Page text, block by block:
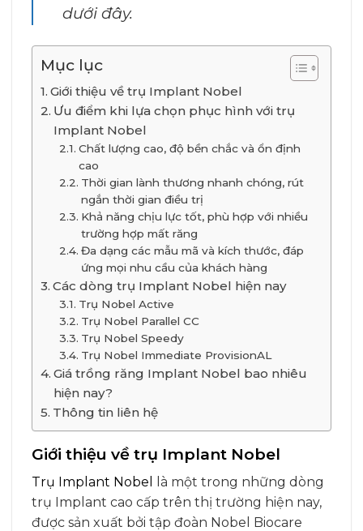
dưới đây.
Mục lục
Giới thiệu về trụ Implant Nobel
Ưu điểm khi lựa chọn phục hình với trụ
Implant Nobel
Chất lượng cao, độ bền chắc và ổn định
cao
Thời gian lành thương nhanh chóng, rút
ngắn thời gian điều trị
Khả năng chịu lực tốt, phù hợp với nhiều
trường hợp mất răng
Đa dạng các mẫu mã và kích thước, đáp
ứng mọi nhu cầu của khách hàng
Các dòng trụ Implant Nobel hiện nay
Trụ Nobel Active
Trụ Nobel Parallel CC
Trụ Nobel Speedy
Trụ Nobel Immediate ProvisionAL
Giá trồng răng Implant Nobel bao nhiêu
hiện nay?
Thông tin liên hệ
Giới thiệu về trụ Implant Nobel
Trụ Implant Nobel
là một trong những dòng
trụ Implant cao cấp trên thị trường hiện nay,
được sản xuất bởi tập đoàn Nobel Biocare